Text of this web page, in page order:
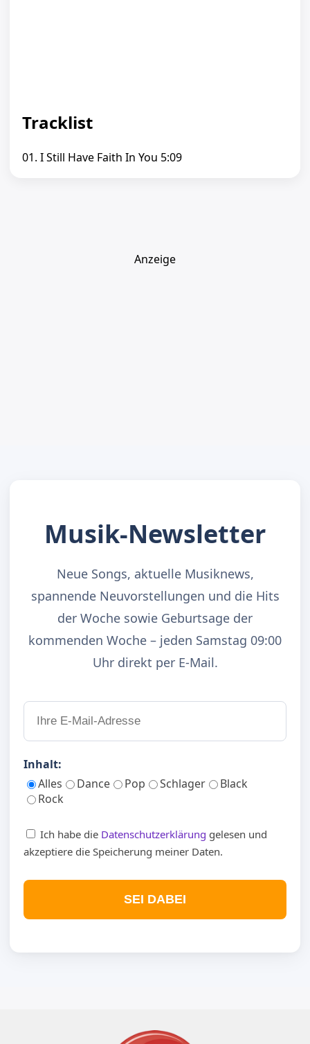
Tracklist
01. I Still Have Faith In You 5:09
Anzeige
Musik-Newsletter
Neue Songs, aktuelle Musiknews,
spannende Neuvorstellungen und die Hits
der Woche sowie Geburtsage der
kommenden Woche – jeden Samstag 09:00
Uhr direkt per E-Mail.
Inhalt:
Alles
Dance Pop Schlager
Black
Rock
Ich habe die Datenschutzerklärung gelesen und
akzeptiere die Speicherung meiner Daten.
SEI DABEI